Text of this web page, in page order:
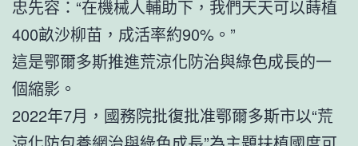
忠先容：“在機械人輔助下，我們天天可以蒔植
400畝沙柳苗，成活率約90%。”
這是鄂爾多斯推進荒涼化防治與綠色成長的一
個縮影。
2022年7月，國務院批復批准鄂爾多斯市以“荒